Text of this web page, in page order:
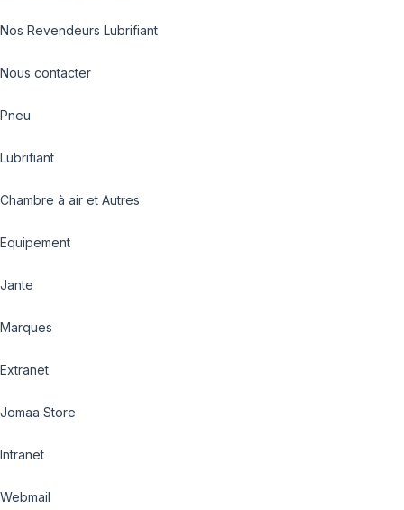
Nos Revendeurs Lubrifiant
Nous contacter
Pneu
Lubrifiant
Chambre à air et Autres
Equipement
Jante
Marques
Extranet
Jomaa Store
Intranet
Webmail